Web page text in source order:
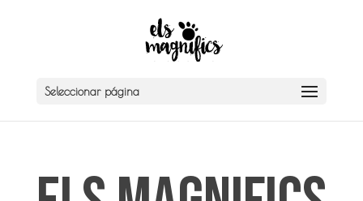
Seleccionar página